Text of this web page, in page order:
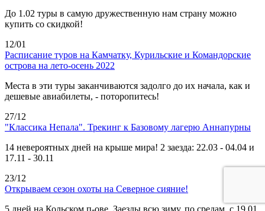
До 1.02 туры в самую дружественную нам страну можно
купить со скидкой!
12/01
Расписание туров на Камчатку, Курильские и Командорские
острова на лето-осень 2022
Места в эти туры заканчиваются задолго до их начала, как и
дешевые авиабилеты, - поторопитесь!
27/12
"Классика Непала". Трекинг к Базовому лагерю Аннапурны
14 невероятных дней на крыше мира! 2 заезда: 22.03 - 04.04 и
17.11 - 30.11
23/12
Открываем сезон охоты на Северное сияние!
5 дней на Кольском п-ове. Заезды всю зиму, по средам, с 19.01